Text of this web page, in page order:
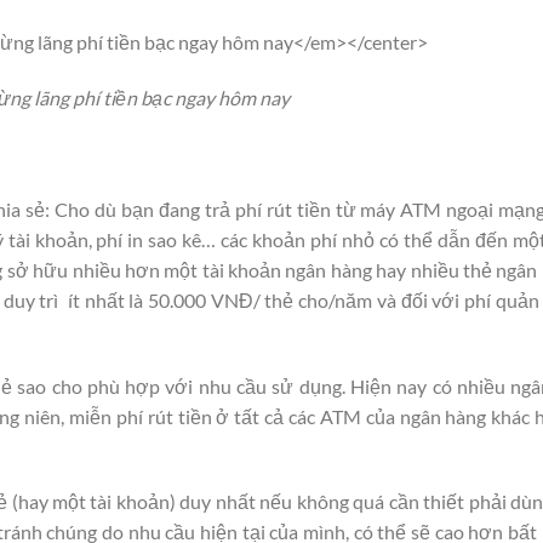
lãng phí tiền bạc ngay hôm nay
sẻ: Cho dù bạn đang trả phí rút tiền từ máy ATM ngoại
khoản, phí in sao kê… các khoản phí nhỏ có thể dẫn đến
hữu nhiều hơn một tài khoản ngân hàng hay nhiều thẻ
trì ít nhất là 50.000 VNĐ/ thẻ cho/năm và đối với phí
sao cho phù hợp với nhu cầu sử dụng. Hiện nay có nhiều
miễn phí rút tiền ở tất cả các ATM của ngân hàng khác
(hay một tài khoản) duy nhất nếu không quá cần thiết phải
chúng do nhu cầu hiện tại của mình, có thể sẽ cao hơn